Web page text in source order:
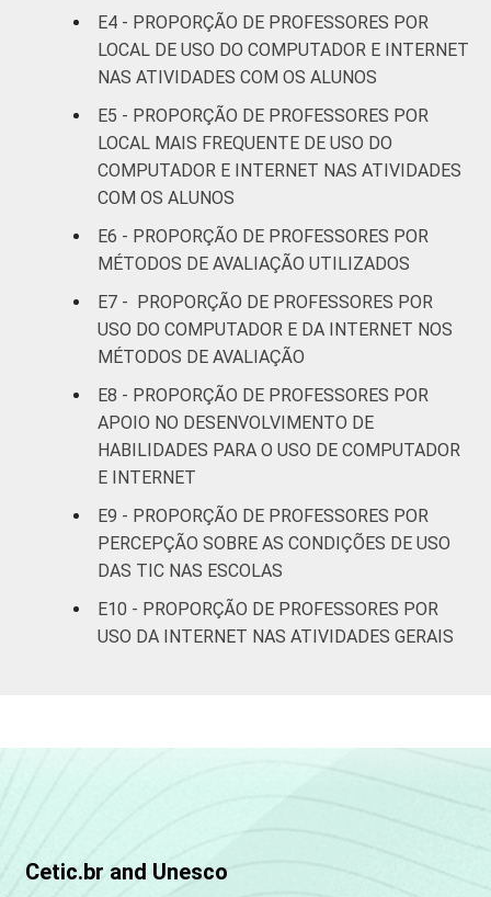
Pública
Estadual
79
Públicas
76
Particular 85 15
SÉRIE
4ª série / 5º
ano do
Ensino
Fundamental
70
8ª série / 9º
ano do
Ensino
Fundamental
78
Ensino
Médio
85
¹ Base: 1987 professores. Dados coletados
entre setembro e dezembro de 2013.
E4 - PROPORÇÃO DE PROFESSORES POR
LOCAL DE USO DO COMPUTADOR E INTERNET
NAS ATIVIDADES COM OS ALUNOS
E5 - PROPORÇÃO DE PROFESSORES POR
LOCAL MAIS FREQUENTE DE USO DO
COMPUTADOR E INTERNET NAS ATIVIDADES
COM OS ALUNOS
E6 - PROPORÇÃO DE PROFESSORES POR
MÉTODOS DE AVALIAÇÃO UTILIZADOS
E7 - PROPORÇÃO DE PROFESSORES POR
USO DO COMPUTADOR E DA INTERNET NOS
MÉTODOS DE AVALIAÇÃO
E8 - PROPORÇÃO DE PROFESSORES POR
APOIO NO DESENVOLVIMENTO DE
HABILIDADES PARA O USO DE COMPUTADOR
E INTERNET
E9 - PROPORÇÃO DE PROFESSORES POR
PERCEPÇÃO SOBRE AS CONDIÇÕES DE USO
DAS TIC NAS ESCOLAS
E10 - PROPORÇÃO DE PROFESSORES POR
USO DA INTERNET NAS ATIVIDADES GERAIS
Cetic.br and Unesco